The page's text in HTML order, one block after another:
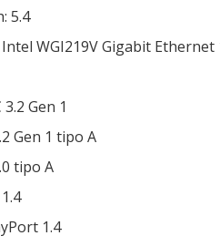
5.4
WGI219V Gigabit
3.2 Gen 1
Gen 1 tipo A
tipo A
1.4